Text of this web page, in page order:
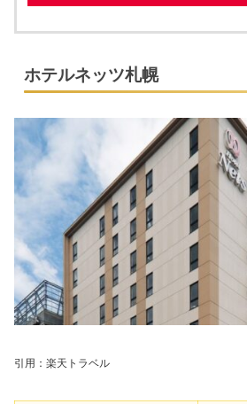
ホテルネッツ札幌
引用：楽天トラベル